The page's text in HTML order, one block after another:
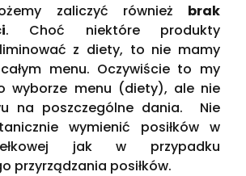
zaliczyć również brak
. Choć niektóre produkty
z diety, to nie mamy
menu. Oczywiście to my
wyborze menu (diety), ale nie
na poszczególne dania. Nie
wymienić posiłków w
jak w przypadku
przyrządzania posiłków.